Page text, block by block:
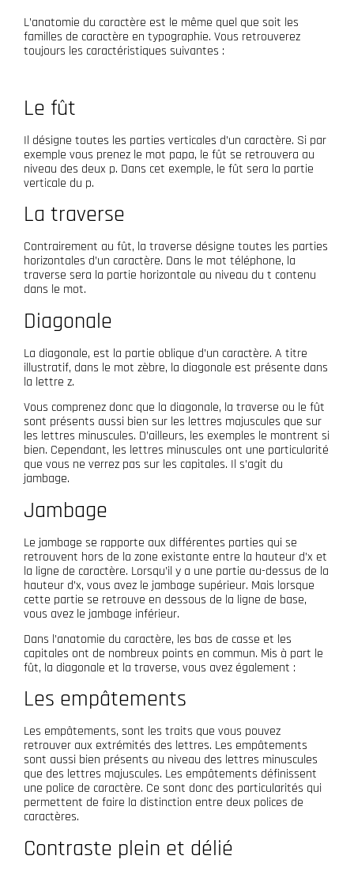
L’anatomie du caractère est le même quel que soit les
familles de caractère en typographie. Vous retrouverez
toujours les caractéristiques suivantes :
Le fût
Il désigne toutes les parties verticales d’un caractère. Si par
exemple vous prenez le mot papa, le fût se retrouvera au
niveau des deux p. Dans cet exemple, le fût sera la partie
verticale du p.
La traverse
Contrairement au fût, la traverse désigne toutes les parties
horizontales d’un caractère. Dans le mot téléphone, la
traverse sera la partie horizontale au niveau du t contenu
dans le mot.
Diagonale
La diagonale, est la partie oblique d’un caractère. A titre
illustratif, dans le mot zèbre, la diagonale est présente dans
la lettre z.
Vous comprenez donc que la diagonale, la traverse ou le fût
sont présents aussi bien sur les lettres majuscules que sur
les lettres minuscules. D’ailleurs, les exemples le montrent si
bien. Cependant, les lettres minuscules ont une particularité
que vous ne verrez pas sur les capitales. Il s’agit du
jambage.
Jambage
Le jambage se rapporte aux différentes parties qui se
retrouvent hors de la zone existante entre la hauteur d’x et
la ligne de caractère. Lorsqu’il y a une partie au-dessus de la
hauteur d’x, vous avez le jambage supérieur. Mais lorsque
cette partie se retrouve en dessous de la ligne de base,
vous avez le jambage inférieur.
Dans l’anatomie du caractère, les bas de casse et les
capitales ont de nombreux points en commun. Mis à part le
fût, la diagonale et la traverse, vous avez également :
Les empâtements
Les empâtements, sont les traits que vous pouvez
retrouver aux extrémités des lettres. Les empâtements
sont aussi bien présents au niveau des lettres minuscules
que des lettres majuscules. Les empâtements définissent
une police de caractère. Ce sont donc des particularités qui
permettent de faire la distinction entre deux polices de
caractères.
Contraste plein et délié